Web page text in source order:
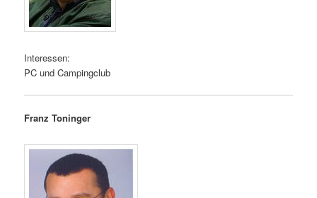
Interessen:
PC und Campingclub
Franz Toninger